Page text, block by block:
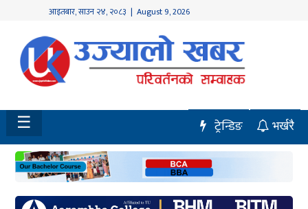
आइतबार,साउन २४, २०८३ | August 9, 2026
होमपेज
नवलपुर
विशेष
मध्य
नेपाल
चितवन
☰ भर्खरै
ट्रेन्डिङ